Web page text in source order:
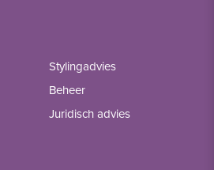
Stylingadvies
Beheer
Juridisch advies